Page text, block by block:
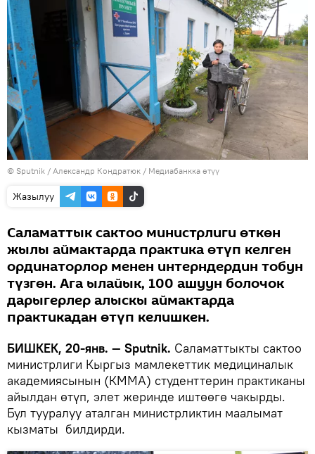
© Sputnik / Александр Кондратюк / Медиабанкка өтүү
Жазылуу
Саламаттык сактоо министрлиги өткөн
жылы аймактарда практика өтүп келген
ординаторлор менен интерндердин тобун
түзгөн. Ага ылайык, 100 ашуун болочок
дарыгерлер алыскы аймактарда
практикадан өтүп келишкен.
БИШКЕК, 20-янв. — Sputnik. Саламаттыкты сактоо
министрлиги Кыргыз мамлекеттик медициналык
академиясынын (КММА) студенттерин практиканы
айылдан өтүп, элет жеринде иштөөгө чакырды.
Бул тууралуу аталган министрликтин маалымат
кызматы билдирди.